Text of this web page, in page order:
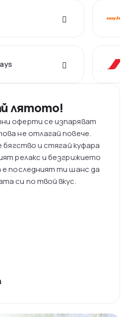
лятото!
оферти се изпаряват
не отлагай повече.
бягство и стягай куфара
релакс и безгрижието
последният ти шанс да
си по твой вкус.